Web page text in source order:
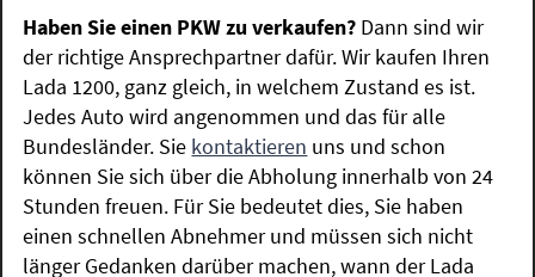
Haben Sie einen PKW zu verkaufen? Dann sind wir
der richtige Ansprechpartner dafür. Wir kaufen Ihren
Lada 1200, ganz gleich, in welchem Zustand es ist.
Jedes Auto wird angenommen und das für alle
Bundesländer. Sie kontaktieren uns und schon
können Sie sich über die Abholung innerhalb von 24
Stunden freuen. Für Sie bedeutet dies, Sie haben
einen schnellen Abnehmer und müssen sich nicht
länger Gedanken darüber machen, wann der Lada